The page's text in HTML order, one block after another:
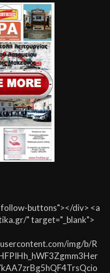
buttons"></div> <a
" target="_blank">
img/b/R